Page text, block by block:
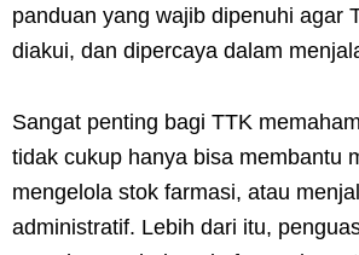
panduan yang wajib dipenuhi agar
diakui, dan dipercaya dalam
Sangat penting bagi TTK
tidak cukup hanya bisa membantu
mengelola stok farmasi, atau
administratif. Lebih dari itu,